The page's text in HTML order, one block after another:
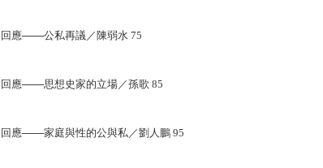
回應───公私再議／陳弱水 75
回應───思想史家的立場／孫歌 85
回應───家庭與性的公與私／劉人鵬 95